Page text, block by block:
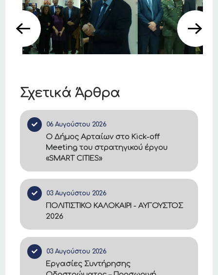
Σχετικά Άρθρα
06 Αυγούστου 2026
Ο Δήμος Αρταίων στο Kick-off
Meeting του στρατηγικού έργου
«SMART CITIES»
03 Αυγούστου 2026
ΠΟΛΙΤΙΣΤΙΚΟ ΚΑΛΟΚΑΙΡΙ - ΑΥΓΟΥΣΤΟΣ
2026
03 Αυγούστου 2026
Εργασίες Συντήρησης